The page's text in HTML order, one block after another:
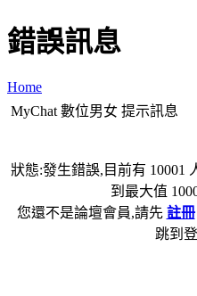
錯誤訊息
Home
MyChat 數位男女 提示訊息
狀態:發生錯誤,目前有 10001
到最大值
您還不是論壇會員,請先 註冊
跳到